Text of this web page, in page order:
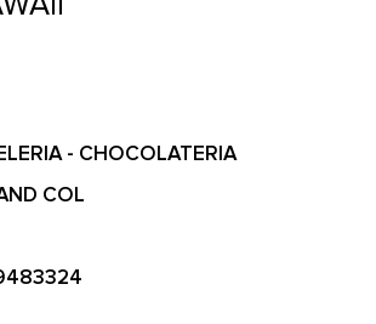
- CHOCOLATERIA
COL